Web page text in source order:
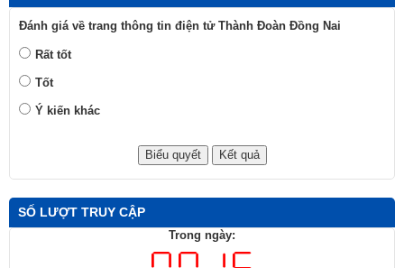
Đánh giá về trang thông tin điện tử Thành Đoàn Đồng Nai
Rất tốt
Tốt
Ý kiến khác
SỐ LƯỢT TRUY CẬP
Trong ngày: